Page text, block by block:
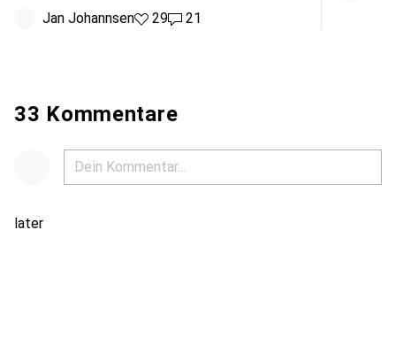
Jan Johannsen29 Likes
2921 Kommentare
21
33 Kommentare
later